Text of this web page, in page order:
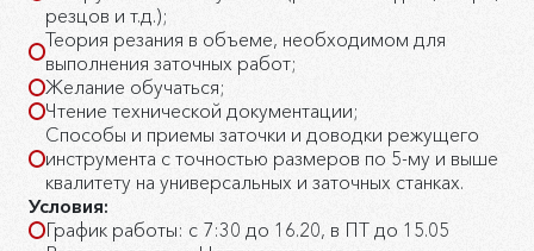
резцов и т.д.);
Теория резания в объеме, необходимом для
выполнения заточных работ;
Желание обучаться;
Чтение технической документации;
Способы и приемы заточки и доводки режущего
инструмента с точностью размеров по 5-му и выше
квалитету на универсальных и заточных станках.
Условия:
График работы: с 7:30 до 16.20, в ПТ до 15.05